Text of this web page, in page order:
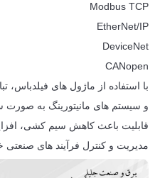
Modbus TCP
EtherNet/IP
DeviceNet
CANopen
و سیستم های مانیتورینگ به
قابلیت باعث کاهش سیم کشی،
مدیریت و کنترل فرآیند های صنعتی